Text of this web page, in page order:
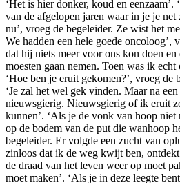
‘Het is hier donker, koud en eenzaam’.
van de afgelopen jaren waar in je je
nu’, vroeg de begeleider. Ze wist het
We hadden een hele goede oncoloog’,
dat hij niets meer voor ons kon doen
moesten gaan nemen. Toen was ik echt
‘Hoe ben je eruit gekomen?’, vroeg de
‘Je zal het wel gek vinden. Maar na
nieuwsgierig. Nieuwsgierig of ik eruit
kunnen’. ‘Als je de vonk van hoop
op de bodem van de put die wanhoop
begeleider. Er volgde een zucht van
zinloos dat ik de weg kwijt ben,
de draad van het leven weer op moet
moet maken’. ‘Als je in deze leegte